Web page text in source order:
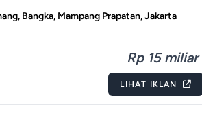
Bangka, Mampang Prapatan, Jakarta
Rp 15 miliar
LIHAT IKLAN